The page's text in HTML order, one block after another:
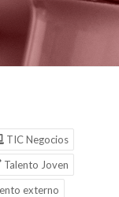
TIC Negocios
Talento Joven
externo